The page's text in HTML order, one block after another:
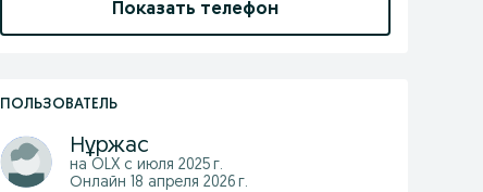
Показать телефон
ПОЛЬЗОВАТЕЛЬ
Нұржас
на OLX с июля 2025 г.
Онлайн 18 апреля 2026 г.